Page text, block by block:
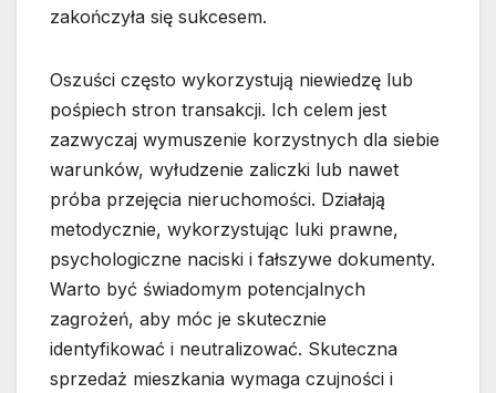
zakończyła się sukcesem.
Oszuści często wykorzystują niewiedzę lub
pośpiech stron transakcji. Ich celem jest
zazwyczaj wymuszenie korzystnych dla siebie
warunków, wyłudzenie zaliczki lub nawet
próba przejęcia nieruchomości. Działają
metodycznie, wykorzystując luki prawne,
psychologiczne naciski i fałszywe dokumenty.
Warto być świadomym potencjalnych
zagrożeń, aby móc je skutecznie
identyfikować i neutralizować. Skuteczna
sprzedaż mieszkania wymaga czujności i